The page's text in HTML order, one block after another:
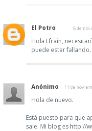
El Potro 8 de
Hola Efraín,
puede estar fallando.
Anónimo 11 de
Hola de nuevo.
Está puesto para que
sale. Mi blog es http://